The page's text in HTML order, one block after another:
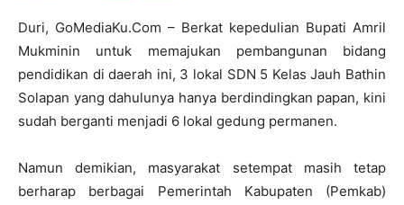
Duri, GoMediaKu.Com – Berkat kepedulian Bupati Amril
Mukminin untuk memajukan pembangunan bidang
pendidikan di daerah ini, 3 lokal SDN 5 Kelas Jauh Bathin
Solapan yang dahulunya hanya berdindingkan papan, kini
sudah berganti menjadi 6 lokal gedung permanen.
Namun demikian, masyarakat setempat masih tetap
berharap berbagai Pemerintah Kabupaten (Pemkab)